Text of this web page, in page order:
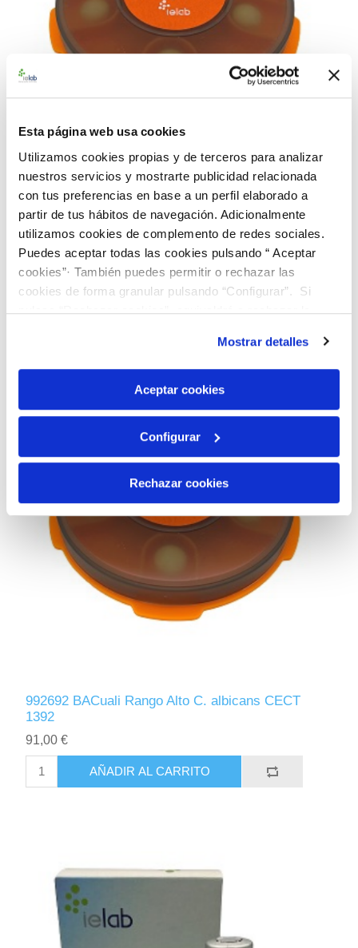
Esta página web usa cookies
Utilizamos cookies propias y de terceros para analizar
nuestros servicios y mostrarte publicidad relacionada
con tus preferencias en base a un perfil elaborado a
partir de tus hábitos de navegación. Adicionalmente
utilizamos cookies de complemento de redes sociales.
Puedes aceptar todas las cookies pulsando “ Aceptar
cookies”· También puedes permitir o rechazar las
cookies de forma granular pulsando “Configurar”. Si
pulsas “Rechazar cookies”, equivaldrá a rechazar la
son indispensables para que el sitio web funcione y que
por tanto no se pueden desactivar. Puedes consultar
más información en nuestraPolítica de Cookies
Mostrar detalles
Aceptar cookies
Configurar
Rechazar cookies
992659 BACuali Rango Alto L. acidopfilus CECT
903
AÑADIR AL CARRITO
992692 BACuali Rango Alto C. albicans CECT
1392
91,00 €
AÑADIR AL CARRITO